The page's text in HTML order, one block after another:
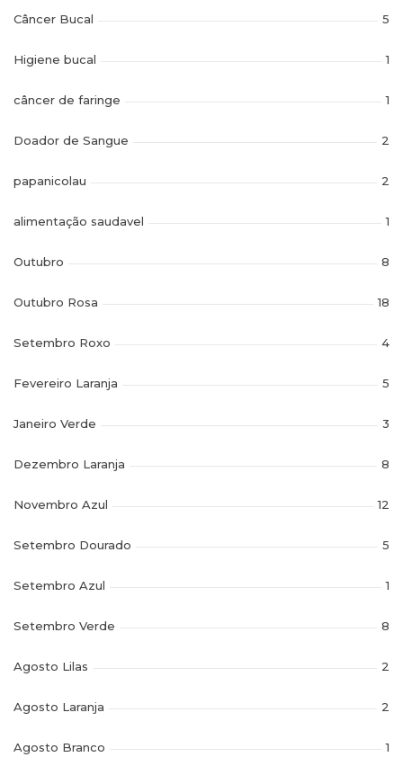
Câncer Bucal 5
Higiene bucal 1
câncer de faringe 1
Doador de Sangue 2
papanicolau 2
alimentação saudavel 1
Outubro 8
Outubro Rosa 18
Setembro Roxo 4
Fevereiro Laranja 5
Janeiro Verde 3
Dezembro Laranja 8
Novembro Azul 12
Setembro Dourado 5
Setembro Azul 1
Setembro Verde 8
Agosto Lilas 2
Agosto Laranja 2
Agosto Branco 1